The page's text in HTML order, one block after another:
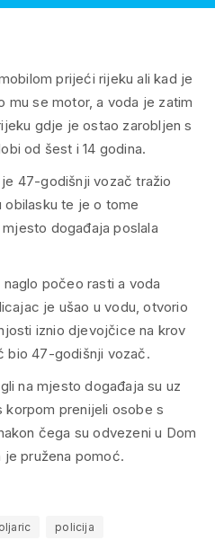
prijeći rijeku ali kad je
mu se motor, a voda je zatim
gdje je ostao zarobljen s
od šest i 14 godina.
47-godišnji vozač tražio
te je o tome
događaja poslala
počeo rasti a voda
je ušao u vodu, otvorio
iznio djevojčice na krov
bio 47-godišnji vozač.
na mjesto događaja su uz
prenijeli osobe s
čega su odvezeni u Dom
je pružena pomoć.
policija